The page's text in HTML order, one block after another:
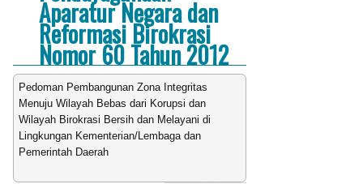
Aparatur Negara dan
Reformasi Birokrasi
Nomor 60 Tahun 2012
Pedoman Pembangunan Zona Integritas
Menuju Wilayah Bebas dari Korupsi dan
Wilayah Birokrasi Bersih dan Melayani di
Lingkungan Kementerian/Lembaga dan
Pemerintah Daerah